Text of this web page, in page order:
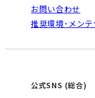
ご利用
オン
WEB
南大高
高蔵寺
津
お問い合わせ
推奨環境･メン
公式SNS (総合)